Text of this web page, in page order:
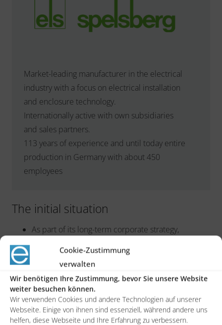
Cookie-Zustimmung
verwalten
Wir benötigen Ihre Zustimmung, bevor Sie unsere Website
weiter besuchen können.
Wir verwenden Cookies und andere Technologien auf unserer
Webseite. Einige von ihnen sind essenziell, während andere uns
helfen, diese Webseite und Ihre Erfahrung zu verbessern.
Market-leading manufacturer in the electrical
industry with a focus on electrical installation
and enclosure technology.
Internationally active with own subsidiaries
and sales partners.
113 years of experience and until today entire
production in Germany with about 450
employees
The initial situation
As part of its long-term corporate strategy,
CRM system
The existing ERP solution from proALPHA is
leading for quotation creation and master data
maintenance and should be integrated into the
future Salesforce solution